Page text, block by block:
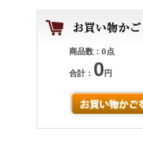
商品数：0点
合計： 0円